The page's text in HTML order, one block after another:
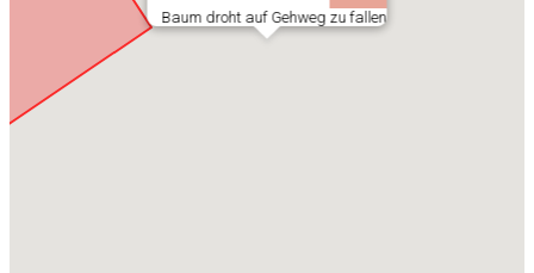
Baum droht auf Gehweg zu fallen